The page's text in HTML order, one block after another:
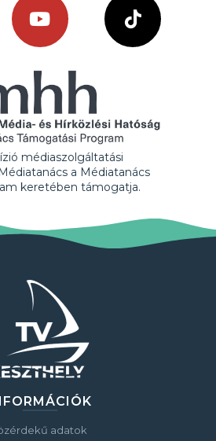
médiaszolgáltatási
a Médiatanács
keretében támogatja.
adatok